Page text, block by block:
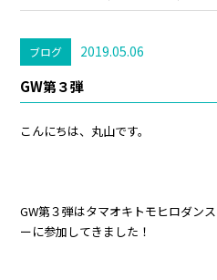
ブログ 2019.05.06
GW第３弾
こんにちは、丸山です。
GW第３弾はタマオキトモヒロダン
ーに参加してきました！